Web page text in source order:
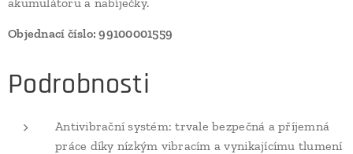
Objednací číslo:99100001559
Podrobnosti
Antivibrační systém: trvale bezpečná a příjemná
práce díky nízkým vibracím a vynikajícímu tlumení